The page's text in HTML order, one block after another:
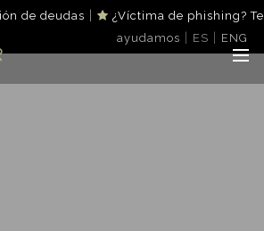
de deudas
¿Víctima de phishing? Te
ayudamos
ES ENG